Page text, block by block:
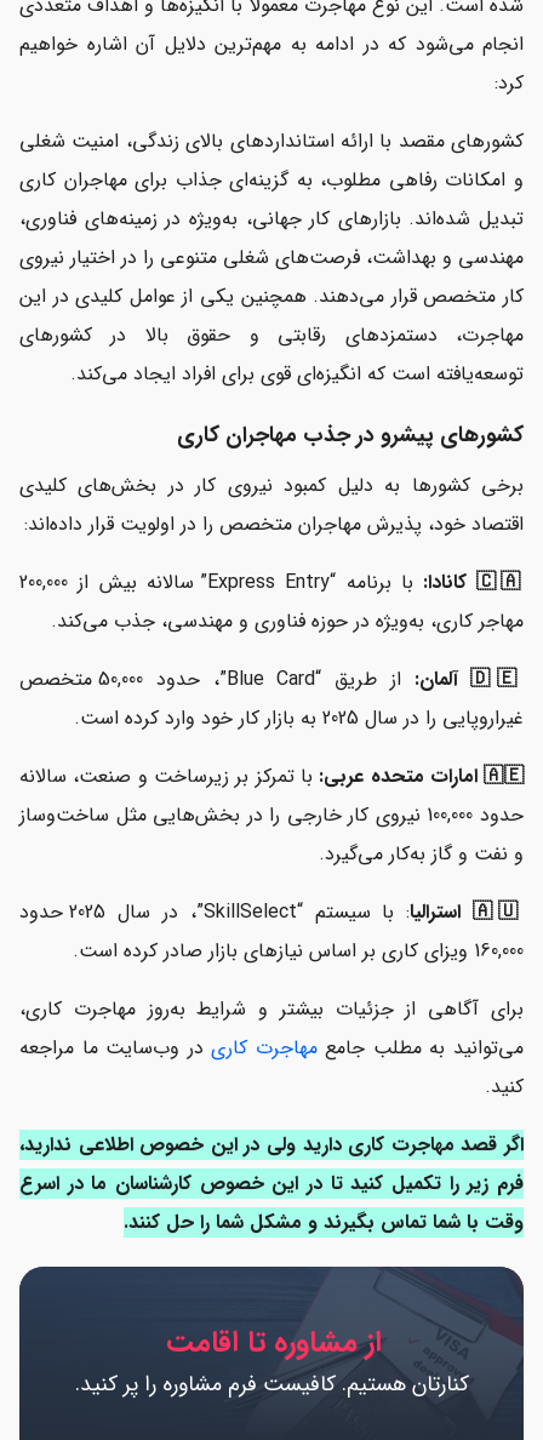
انجام می‌شود که در ادامه به مهم‌ترین دلایل آن اشاره خواهیم
کرد:
کشورهای مقصد با ارائه استانداردهای بالای زندگی، امنیت شغلی
و امکانات رفاهی مطلوب، به گزینه‌ای جذاب برای مهاجران کاری
تبدیل شده‌اند. بازارهای کار جهانی، به‌ویژه در زمینه‌های فناوری،
مهندسی و بهداشت، فرصت‌های شغلی متنوعی را در اختیار نیروی
کار متخصص قرار می‌دهند. همچنین یکی از عوامل کلیدی در این
مهاجرت، دستمزدهای رقابتی و حقوق بالا در کشورهای
توسعه‌یافته است که انگیزه‌ای قوی برای افراد ایجاد می‌کند.
کشورهای پیشرو در جذب مهاجران کاری
برخی کشورها به دلیل کمبود نیروی کار در بخش‌های کلیدی
اقتصاد خود، پذیرش مهاجران متخصص را در اولویت قرار داده‌اند:
🇨🇦 کانادا:
با برنامه “Express Entry” سالانه بیش از 200,000
مهاجر کاری، به‌ویژه در حوزه فناوری و مهندسی، جذب می‌کند.
🇩🇪 آلمان:
از طریق “Blue Card”، حدود 50,000 متخصص
غیراروپایی را در سال 2025 به بازار کار خود وارد کرده است.
🇦🇪 امارات متحده عربی:
با تمرکز بر زیرساخت و صنعت، سالانه
حدود 100,000 نیروی کار خارجی را در بخش‌هایی مثل ساخت‌وساز
و نفت و گاز به‌کار می‌گیرد.
🇦🇺 استرالیا
: با سیستم “SkillSelect”، در سال 2025 حدود
160,000 ویزای کاری بر اساس نیازهای بازار صادر کرده است.
برای آگاهی از جزئیات بیشتر و شرایط به‌روز مهاجرت کاری،
می‌توانید به مطلب جامعمهاجرت کاریدر وب‌سایت ما مراجعه
کنید.
اگر قصد مهاجرت کاری دارید ولی در این خصوص اطلاعی ندارید،
فرم زیر را تکمیل کنید تا در این خصوص کارشناسان ما در اسرع
وقت با شما تماس بگیرند و مشکل شما را حل کنند.
از مشاوره تا اقامت
کنارتان هستیم. کافیست فرم مشاوره را پر کنید.